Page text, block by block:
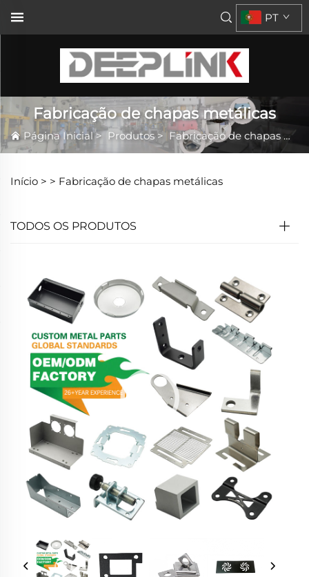
PT
Fabricação de chapas metálicas
Página Inicial> Produtos > Fabricação de chapas metálicas
Início > > Fabricação de chapas metálicas
TODOS OS PRODUTOS